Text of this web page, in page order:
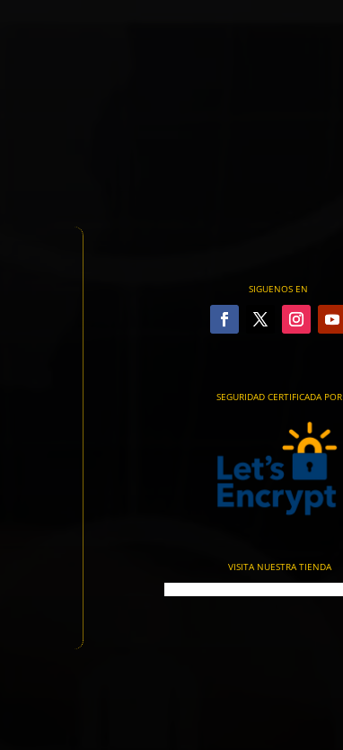
SIGUENOS EN
SEGURIDAD CERTIFICADA POR
VISITA NUESTRA TIENDA